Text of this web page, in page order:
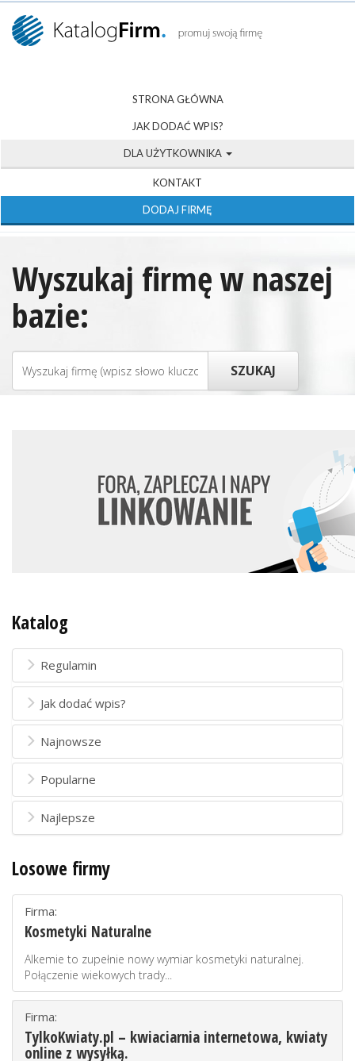
STRONA GŁÓWNA
JAK DODAĆ WPIS?
DLA UŻYTKOWNIKA
KONTAKT
DODAJ FIRMĘ
Wyszukaj firmę w naszej
bazie:
Katalog
Regulamin
Jak dodać wpis?
Najnowsze
Popularne
Najlepsze
Losowe firmy
Firma:
Kosmetyki Naturalne
Alkemie to zupełnie nowy wymiar kosmetyki naturalnej.
Połączenie wiekowych trady...
Firma:
TylkoKwiaty.pl – kwiaciarnia internetowa, kwiaty
online z wysyłką.